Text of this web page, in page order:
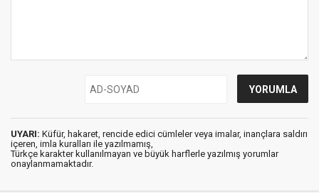
UYARI: Küfür, hakaret, rencide edici cümleler veya imalar, inançlara saldırı
içeren, imla kuralları ile yazılmamış,
Türkçe karakter kullanılmayan ve büyük harflerle yazılmış yorumlar
onaylanmamaktadır.